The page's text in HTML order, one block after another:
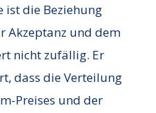
ist die Beziehung
Akzeptanz und dem
nicht zufällig. Er
dass die Verteilung
Preises und der